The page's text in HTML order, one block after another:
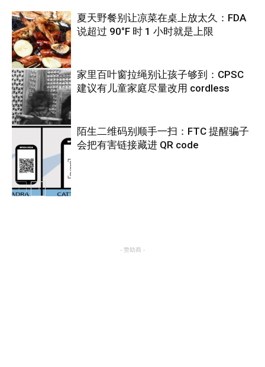
热点
夏天野餐别让凉菜在桌上放太久：FDA
说超过 90°F 时 1 小时就是上限
热点
家里百叶窗拉绳别让孩子够到：CPSC
建议有儿童家庭尽量改用 cordless
陌生二维码别顺手一扫：FTC 提醒骗子
会把有害链接藏进 QR code
- 赞助商 -